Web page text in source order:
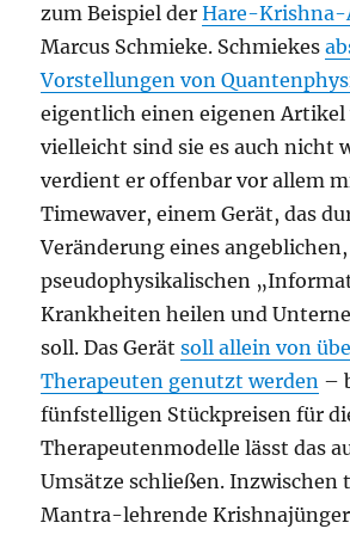
zum Beispiel derHare-Krishna-
Marcus Schmieke. Schmiekes
Vorstellungen von
eigentlich einen eigenen
vielleicht sind sie es auch nicht
verdient er offenbar vor allem
Timewaver, einem Gerät, das
Veränderung eines angeblichen,
pseudophysikalischen
Krankheiten heilen und
soll. Das Gerätsoll allein von
Therapeuten genutzt werden –
fünfstelligen Stückpreisen für
Therapeutenmodelle lässt das
Umsätze schließen. Inzwischen
Mantra-lehrende